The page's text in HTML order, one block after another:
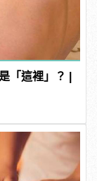
「這裡」？ |